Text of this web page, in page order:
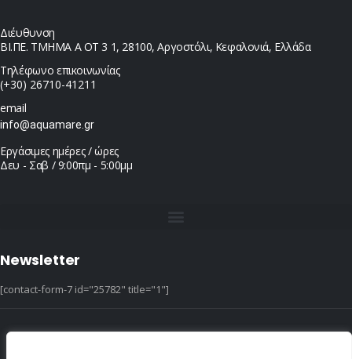
Διέυθυνση
ΒΙ.ΠΕ. ΤΜΗΜΑ Α ΟΤ 3 1, 28100, Αργοστόλι, Κεφαλονιά, Ελλάδα
Τηλέφωνο επικοινωνίας
(+30) 26710-41211
email
info@aquamare.gr
Εργάσιμες ημέρες / ώρες
Δευ - Σαβ / 9:00πμ - 5:00μμ
Newsletter
[contact-form-7 id="25782" title="1"]